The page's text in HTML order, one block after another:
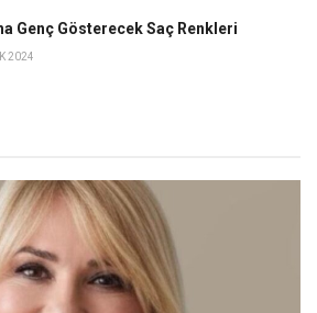
Genç Gösterecek Saç Renkleri
2024